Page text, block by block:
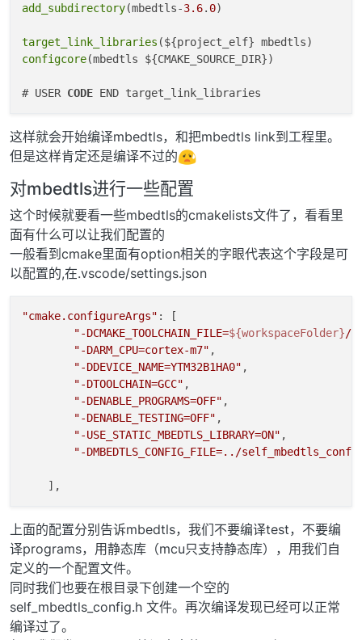
add_subdirectory(mbedtls-3.6. 0)
target_link_libraries
configcore(mbedtls ${CMAKE_SOURCE_DIR})
# USER CODE
这样就会开始编译mbedtls，和把mbedtls link到工程里。
但是这样肯定还是编译不过的
对mbedtls进行一些配置
这个时候就要看一些mbedtls的cmakelists文件了，看看里
面有什么可以让我们配置的
一般看到cmake里面有option相关的字眼代表这个字段是可
以配置的,在.vscode/settings.json
"cmake.configureArgs" : [
"-DCMAKE_TOOLCHAIN_FILE=${workspaceFolder}/
"-DARM_CPU=cortex-m7" ,
"-DDEVICE_NAME=YTM32B1HA0" ,
"-DTOOLCHAIN=GCC" ,
"-DENABLE_PROGRAMS=OFF" ,
"-DENABLE_TESTING=OFF" ,
"-USE_STATIC_MBEDTLS_LIBRARY=ON" ,
"-DMBEDTLS_CONFIG_FILE=../
上面的配置分别告诉mbedtls，我们不要编译test，不要编
译programs，用静态库（mcu只支持静态库），用我们自
定义的一个配置文件。
同时我们也要在根目录下创建一个空的
self_mbedtls_config.h 文件。再次编译发现已经可以正常
编译过了。